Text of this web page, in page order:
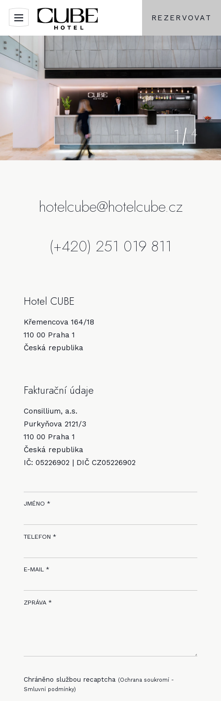
REZERVOVAT
1 4
hotelcube@hotelcube.cz
(+420) 251 019 811
Hotel CUBE
Křemencova 164/18
110 00 Praha 1
Česká republika
Fakturační údaje
Consillium, a.s.
Purkyňova 2121/3
110 00 Praha 1
Česká republika
IČ: 05226902 | DIČ CZ05226902
JMÉNO *
TELEFON *
E-MAIL *
ZPRÁVA *
Chráněno službou recaptcha (Ochrana soukromí -
Smluvní podmínky)